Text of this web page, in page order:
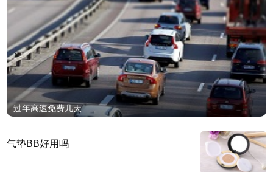
过年高速免费几天
气垫BB好用吗